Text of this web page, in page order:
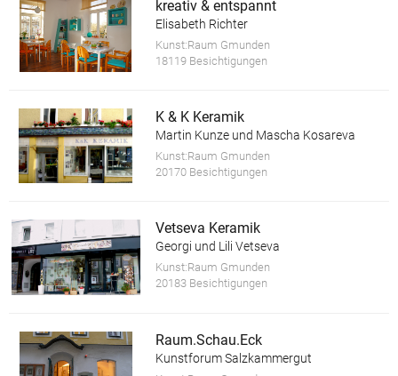
kreativ & entspannt
Elisabeth Richter
Kunst:Raum Gmunden
18119 Besichtigungen
K & K Keramik
Martin Kunze und Mascha Kosareva
Kunst:Raum Gmunden
20170 Besichtigungen
Vetseva Keramik
Georgi und Lili Vetseva
Kunst:Raum Gmunden
20183 Besichtigungen
Raum.Schau.Eck
Kunstforum Salzkammergut